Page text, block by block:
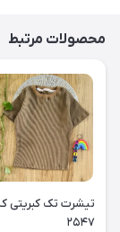
محصولات مرتبط
تیشرت تک کبریتی
۲۵۴۷